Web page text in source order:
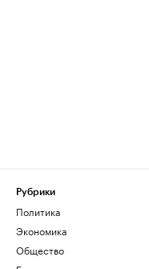
Рубрики
Политика
Экономика
Общество